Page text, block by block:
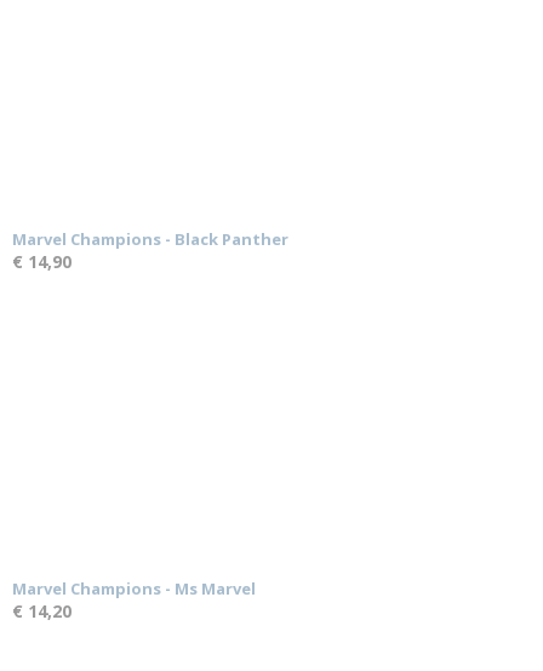
Marvel Champions - Black Panther
€ 14,90
Marvel Champions - Ms Marvel
€ 14,20